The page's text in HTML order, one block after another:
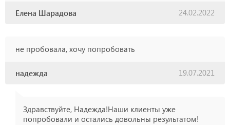
Елена Шарадова 24.02.2022
не пробовала, хочу попробовать
надежда 19.07.2021
Здравствуйте, Надежда!Наши клиенты уже
попробовали и остались довольны результатом!